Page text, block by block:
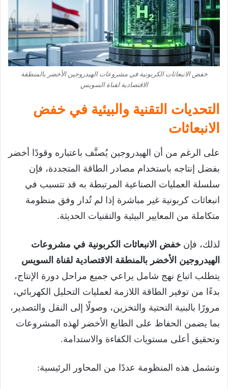
خفض الانبعاثات الكربونية في مشروعات الهيدروجين الأخضر بالمنطقة
الاقتصادية لقناة السويس
التحديات التقنية والبيئية في خفض
الانبعاثات
على الرغم من أن الهيدروجين يُصنَّف باعتباره وقودًا أخضر
بفضل إنتاجه باستخدام مصادر الطاقة المتجددة، فإن
سلسلة العمليات الصناعية المرتبطة به قد تتسبب في
انبعاثات كربونية غير مباشرة إذا لم تُدار وفق منظومة
متكاملة من المعايير البيئية والتقنيات الحديثة.
لذلك، فإن خفض الانبعاثات الكربونية في مشروعات
الهيدروجين الأخضر بالمنطقة الاقتصادية لقناة السويس
يتطلب اتباع نهج شامل يراعي جميع مراحل دورة الإنتاج،
بدءًا من توفير الطاقة اللازمة لعمليات التحليل الكهربائي،
مرورًا بالبنية التحتية والتخزين، وصولًا إلى النقل والتصدير،
بما يضمن الحفاظ على الطابع الأخضر لهذه المشروعات
وتحقيق أعلى مستويات الكفاءة والاستدامة.
وتشمل هذه المنظومة عددًا من المحاور الرئيسية: